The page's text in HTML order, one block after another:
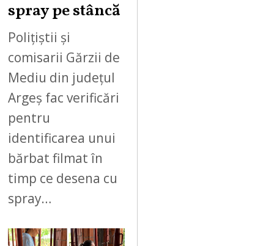
spray pe stâncă
Polițiștii și
comisarii Gărzii de
Mediu din județul
Argeș fac verificări
pentru
identificarea unui
bărbat filmat în
timp ce desena cu
spray…